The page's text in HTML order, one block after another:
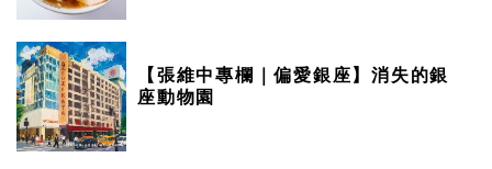
【張維中專欄｜偏愛銀座】消失的銀
座動物園